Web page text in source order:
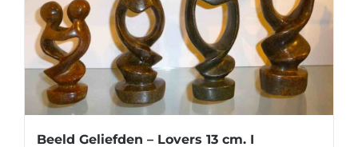
Beeld Geliefden – Lovers 13 cm. I